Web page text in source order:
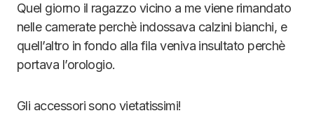
Quel giorno il ragazzo vicino a me viene rimandato
nelle camerate perchè indossava calzini bianchi, e
quell’altro in fondo alla fila veniva insultato perchè
portava l’orologio.
Gli accessori sono vietatissimi!